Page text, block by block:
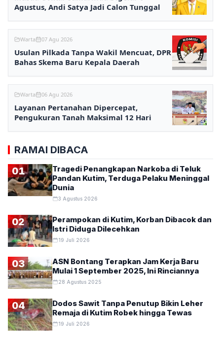
Agustus, Andi Satya Jadi Calon Tunggal
Warta 07 Agu 2026
Usulan Pilkada Tanpa Wakil Mencuat, DPR
Bahas Skema Baru Kepala Daerah
Warta 06 Agu 2026
Layanan Pertanahan Dipercepat,
Pengukuran Tanah Maksimal 12 Hari
RAMAI DIBACA
01
Tragedi Penangkapan Narkoba di Teluk
Pandan Kutim, Terduga Pelaku Meninggal
Dunia
3 Agustus 2026
02
Perampokan di Kutim, Korban Dibacok dan
Istri Diduga Dilecehkan
19 Juli 2026
03
ASN Bontang Terapkan Jam Kerja Baru
Mulai 1 September 2025, Ini Rinciannya
28 Agustus 2025
04
Dodos Sawit Tanpa Penutup Bikin Leher
Remaja di Kutim Robek hingga Tewas
19 Juli 2026